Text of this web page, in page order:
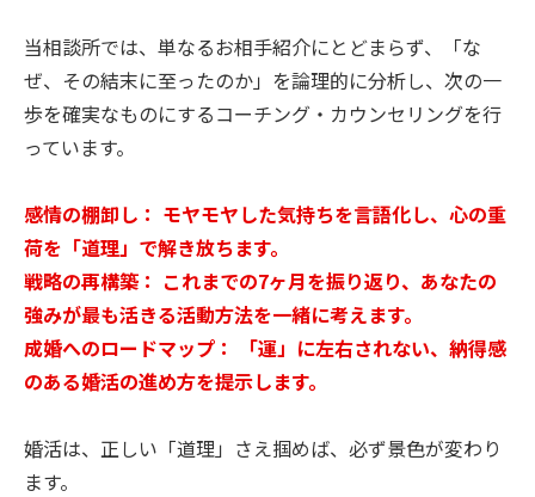
当相談所では、単なるお相手紹介にとどまらず、「な
ぜ、その結末に至ったのか」を論理的に分析し、次の一
歩を確実なものにするコーチング・カウンセリングを行
っています。
感情の棚卸し： モヤモヤした気持ちを言語化し、心の重
荷を「道理」で解き放ちます。
戦略の再構築： これまでの7ヶ月を振り返り、あなたの
強みが最も活きる活動方法を一緒に考えます。
成婚へのロードマップ： 「運」に左右されない、納得感
のある婚活の進め方を提示します。
婚活は、正しい「道理」さえ掴めば、必ず景色が変わり
ます。